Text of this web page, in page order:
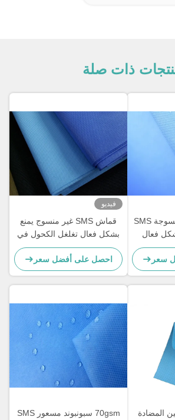
ذات صلة
أقمشة طبية غير منسوجة SMS
فعال
سعر
فيديو
قماش SMS غير منسوج يمنع
بشكل فعال تغلغل الكحول في
الدم
احصل على أفضل سعر
المضادة
70gsm سبونبوند مسعور SMS